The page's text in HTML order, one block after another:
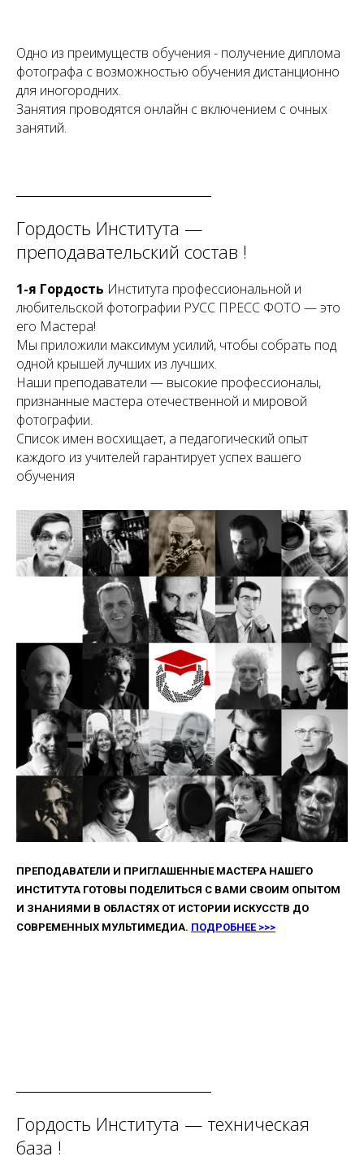
Одно из преимуществ обучения - получение диплома
фотографа с возможностью обучения дистанционно
для иногородних.
Занятия проводятся онлайн с включением с очных
занятий.
Гордость Института —
преподавательский состав !
1-я Гордость Института профессиональной и
любительской фотографии РУСС ПРЕСС ФОТО — это
его Мастера!
Мы приложили максимум усилий, чтобы собрать под
одной крышей лучших из лучших.
Наши преподаватели — высокие профессионалы,
признанные мастера отечественной и мировой
фотографии.
Список имен восхищает, а педагогический опыт
каждого из учителей гарантирует успех вашего
обучения
ПРЕПОДАВАТЕЛИ И ПРИГЛАШЕННЫЕ МАСТЕРА НАШЕГО
ИНСТИТУТА ГОТОВЫ ПОДЕЛИТЬСЯ С ВАМИ СВОИМ ОПЫТОМ
И ЗНАНИЯМИ В ОБЛАСТЯХ ОТ ИСТОРИИ ИСКУССТВ ДО
СОВРЕМЕННЫХ МУЛЬТИМЕДИА. ПОДРОБНЕЕ >>>
Гордость Института — техническая
база !